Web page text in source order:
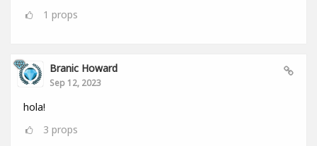
1 props
Branic Howard
Sep 12, 2023
hola!
3 props